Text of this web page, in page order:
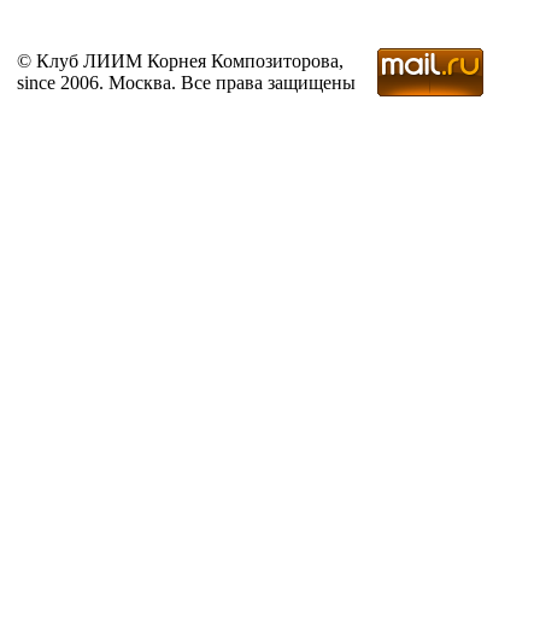
© Клуб ЛИИМ Корнея Композиторова,
since 2006. Москва. Все права защищены